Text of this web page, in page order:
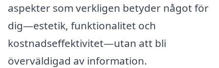
aspekter som verkligen betyder något för
dig—estetik, funktionalitet och
kostnadseffektivitet—utan att bli
överväldigad av information.